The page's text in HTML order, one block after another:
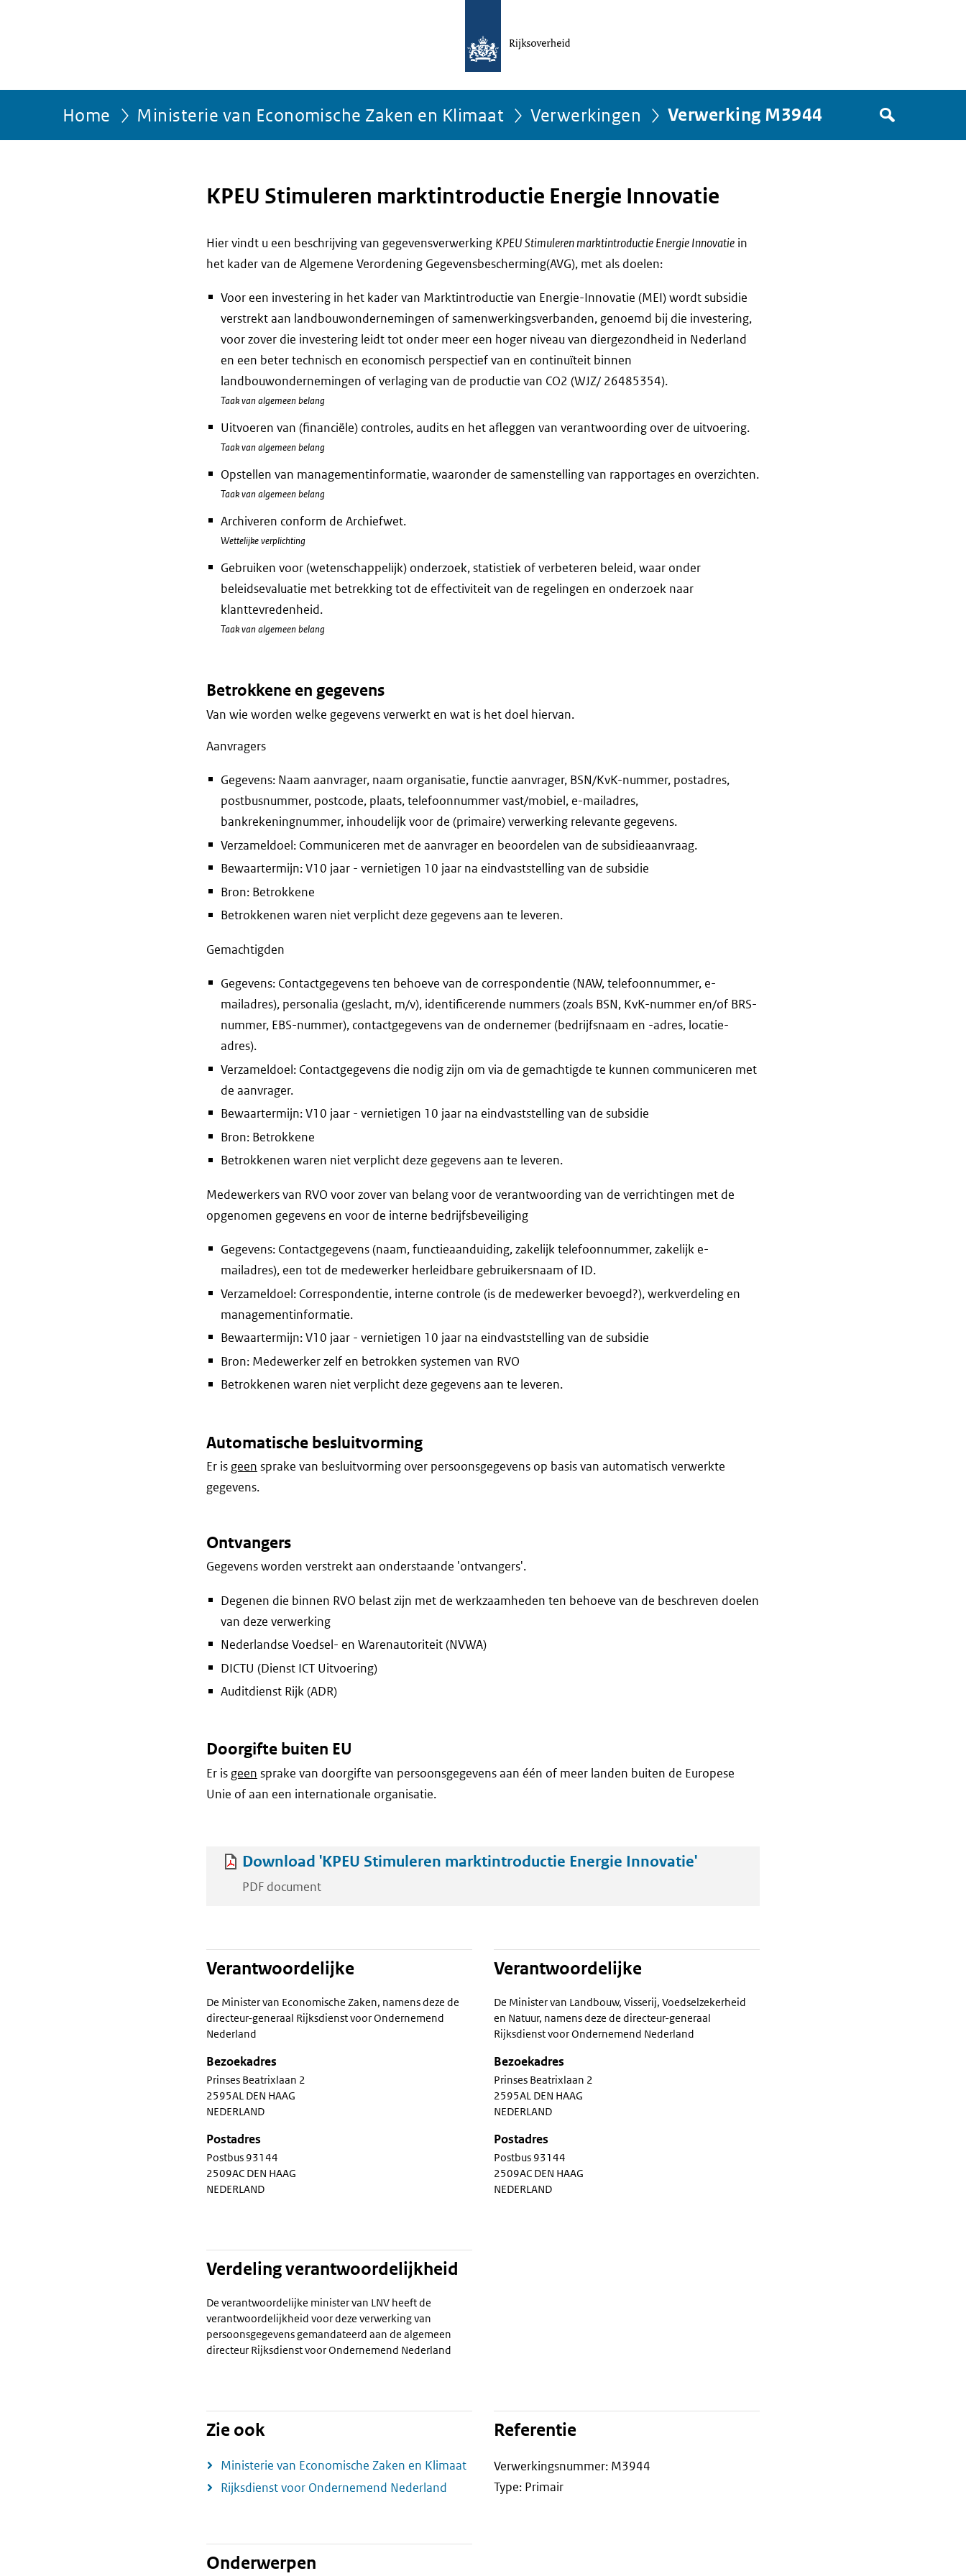
Home Ministerie van Economische Zaken en Klimaat Verwerkingen Verwerking M3944
Zoek
in
het
KPEU Stimuleren marktintroductie Energie Innovatie
Hier vindt u een beschrijving van gegevensverwerking KPEU Stimuleren marktintroductie Energie Innovatie in
het kader van de Algemene Verordening Gegevensbescherming(AVG), met als doelen:
Voor een investering in het kader van Marktintroductie van Energie-Innovatie (MEI) wordt subsidie
verstrekt aan landbouwondernemingen of samenwerkingsverbanden, genoemd bij die investering,
voor zover die investering leidt tot onder meer een hoger niveau van diergezondheid in Nederland
en een beter technisch en economisch perspectief van en continuïteit binnen
landbouwondernemingen of verlaging van de productie van CO2 (WJZ/ 26485354).
Taak van algemeen belang
Uitvoeren van (financiële) controles, audits en het afleggen van verantwoording over de uitvoering.
Taak van algemeen belang
Opstellen van managementinformatie, waaronder de samenstelling van rapportages en overzichten.
Taak van algemeen belang
Archiveren conform de Archiefwet.
Wettelijke verplichting
Gebruiken voor (wetenschappelijk) onderzoek, statistiek of verbeteren beleid, waar onder
beleidsevaluatie met betrekking tot de effectiviteit van de regelingen en onderzoek naar
klanttevredenheid.
Taak van algemeen belang
Betrokkene en gegevens
Van wie worden welke gegevens verwerkt en wat is het doel hiervan.
Aanvragers
Gegevens: Naam aanvrager, naam organisatie, functie aanvrager, BSN/KvK-nummer, postadres,
postbusnummer, postcode, plaats, telefoonnummer vast/mobiel, e-mailadres,
bankrekeningnummer, inhoudelijk voor de (primaire) verwerking relevante gegevens.
Verzameldoel: Communiceren met de aanvrager en beoordelen van de subsidieaanvraag.
Bewaartermijn: V10 jaar - vernietigen 10 jaar na eindvaststelling van de subsidie
Bron: Betrokkene
Betrokkenen waren niet verplicht deze gegevens aan te leveren.
Gemachtigden
Gegevens: Contactgegevens ten behoeve van de correspondentie (NAW, telefoonnummer, e-
mailadres), personalia (geslacht, m/v), identificerende nummers (zoals BSN, KvK-nummer en/of BRS-
nummer, EBS-nummer), contactgegevens van de ondernemer (bedrijfsnaam en -adres, locatie-
adres).
Verzameldoel: Contactgegevens die nodig zijn om via de gemachtigde te kunnen communiceren met
de aanvrager.
Bewaartermijn: V10 jaar - vernietigen 10 jaar na eindvaststelling van de subsidie
Bron: Betrokkene
Betrokkenen waren niet verplicht deze gegevens aan te leveren.
Medewerkers van RVO voor zover van belang voor de verantwoording van de verrichtingen met de
opgenomen gegevens en voor de interne bedrijfsbeveiliging
Gegevens: Contactgegevens (naam, functieaanduiding, zakelijk telefoonnummer, zakelijk e-
mailadres), een tot de medewerker herleidbare gebruikersnaam of ID.
Verzameldoel: Correspondentie, interne controle (is de medewerker bevoegd?), werkverdeling en
managementinformatie.
Bewaartermijn: V10 jaar - vernietigen 10 jaar na eindvaststelling van de subsidie
Bron: Medewerker zelf en betrokken systemen van RVO
Betrokkenen waren niet verplicht deze gegevens aan te leveren.
Automatische besluitvorming
Er is geen sprake van besluitvorming over persoonsgegevens op basis van automatisch verwerkte
gegevens.
Ontvangers
Gegevens worden verstrekt aan onderstaande 'ontvangers'.
Degenen die binnen RVO belast zijn met de werkzaamheden ten behoeve van de beschreven doelen
van deze verwerking
Nederlandse Voedsel- en Warenautoriteit (NVWA)
DICTU (Dienst ICT Uitvoering)
Auditdienst Rijk (ADR)
Doorgifte buiten EU
Er is geen sprake van doorgifte van persoonsgegevens aan één of meer landen buiten de Europese
Unie of aan een internationale organisatie.
Download 'KPEU Stimuleren marktintroductie Energie Innovatie'
PDF document
Verantwoordelijke
De Minister van Economische Zaken, namens deze de
directeur-generaal Rijksdienst voor Ondernemend
Nederland
Bezoekadres
Prinses Beatrixlaan 2
2595AL DEN HAAG
NEDERLAND
Postadres
Postbus 93144
2509AC DEN HAAG
NEDERLAND
Verantwoordelijke
De Minister van Landbouw, Visserij, Voedselzekerheid
en Natuur, namens deze de directeur-generaal
Rijksdienst voor Ondernemend Nederland
Bezoekadres
Prinses Beatrixlaan 2
2595AL DEN HAAG
NEDERLAND
Postadres
Postbus 93144
2509AC DEN HAAG
NEDERLAND
Verdeling verantwoordelijkheid
De verantwoordelijke minister van LNV heeft de
verantwoordelijkheid voor deze verwerking van
persoonsgegevens gemandateerd aan de algemeen
directeur Rijksdienst voor Ondernemend Nederland
Zie ook
Ministerie van Economische Zaken en Klimaat
Rijksdienst voor Ondernemend Nederland
Referentie
Verwerkingsnummer: M3944
Type: Primair
Onderwerpen